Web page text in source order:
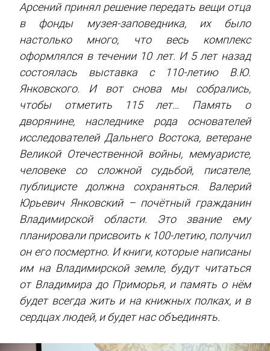
Арсений принял решение передать вещи отца
в фонды музея-заповедника, их было
настолько много, что весь комплекс
оформлялся в течении 10 лет. И 5 лет назад
состоялась выставка с 110-летию В.Ю.
Янковского. И вот снова мы собрались,
чтобы отметить 115 лет… Память о
дворянине, наследнике рода основателей
исследователей Дальнего Востока, ветеране
Великой Отечественной войны, мемуаристе,
человеке со сложной судьбой, писателе,
публицисте должна сохраняться. Валерий
Юрьевич Янковский – почётный гражданин
Владимирской области. Это звание ему
планировали присвоить к 100-летию, получил
он его посмертно. И книги, которые написаны
им на Владимирской земле, будут читаться
от Владимира до Приморья, и память о нём
будет всегда жить и на книжных полках, и в
сердцах людей, и будет нас объединять.